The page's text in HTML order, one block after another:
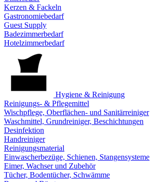
Kerzen & Fackeln
Gastronomiebedarf
Guest Supply
Badezimmerbedarf
Hotelzimmerbedarf
Hygiene & Reinigung
Reinigungs- & Pflegemittel
Wischpflege, Oberflächen- und Sanitärreiniger
Waschmittel, Grundreiniger, Beschichtungen
Desinfektion
Handreiniger
Reinigungsmaterial
Einwascherbezüge, Schienen, Stangensysteme
Eimer, Wachser und Zubehör
Tücher, Bodentücher, Schwämme